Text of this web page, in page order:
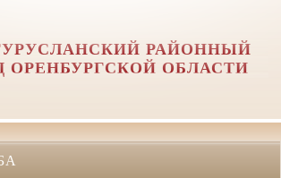
РАЙОННЫЙ
ОРЕНБУРГСКОЙ ОБЛАСТИ